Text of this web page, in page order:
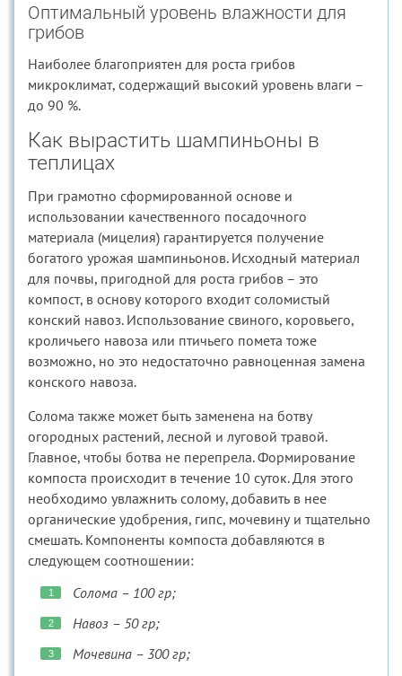
Оптимальный уровень влажности для
грибов
Наиболее благоприятен для роста грибов
микроклимат, содержащий высокий уровень влаги –
до 90 %.
Как вырастить шампиньоны в
теплицах
При грамотно сформированной основе и
использовании качественного посадочного
материала (мицелия) гарантируется получение
богатого урожая шампиньонов. Исходный материал
для почвы, пригодной для роста грибов – это
компост, в основу которого входит соломистый
конский навоз. Использование свиного, коровьего,
кроличьего навоза или птичьего помета тоже
возможно, но это недостаточно равноценная замена
конского навоза.
Солома также может быть заменена на ботву
огородных растений, лесной и луговой травой.
Главное, чтобы ботва не перепрела. Формирование
компоста происходит в течение 10 суток. Для этого
необходимо увлажнить солому, добавить в нее
органические удобрения, гипс, мочевину и тщательно
смешать. Компоненты компоста добавляются в
следующем соотношении:
Солома – 100 гр;
Навоз – 50 гр;
Мочевина – 300 гр;